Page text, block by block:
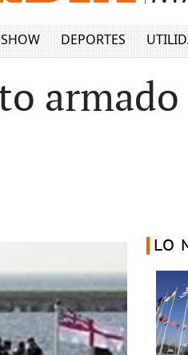
SHOW DEPORTES
LO